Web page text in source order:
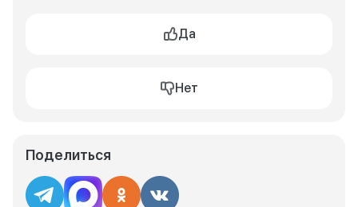
Да
Нет
Поделиться